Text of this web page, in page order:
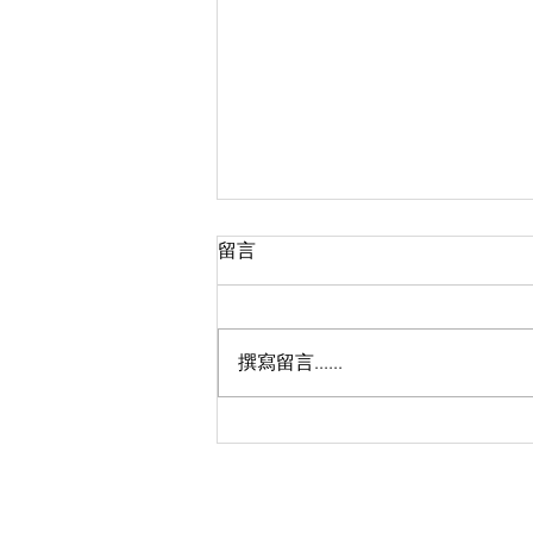
🏃🏻‍♀️GRIP Beyond - OAKLEY
留言
撰寫留言......